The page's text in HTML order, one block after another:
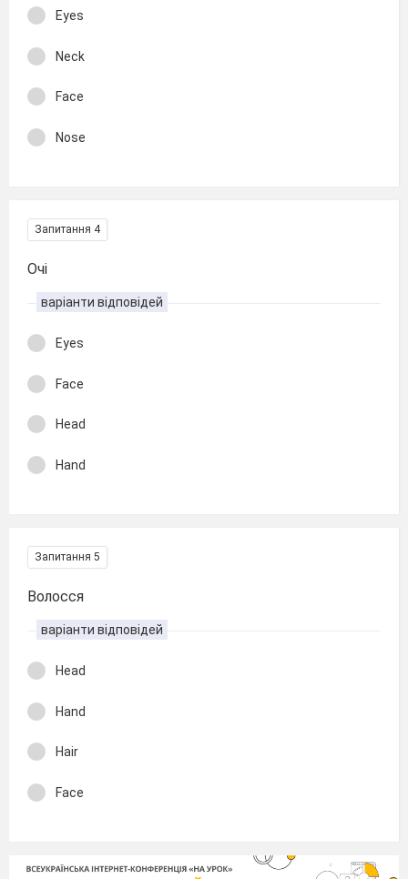
Eyes
Neck
Face
Nose
Запитання 4
Очі
варіанти відповідей
Eyes
Face
Head
Hand
Запитання 5
Волосся
варіанти відповідей
Head
Hand
Hair
Face